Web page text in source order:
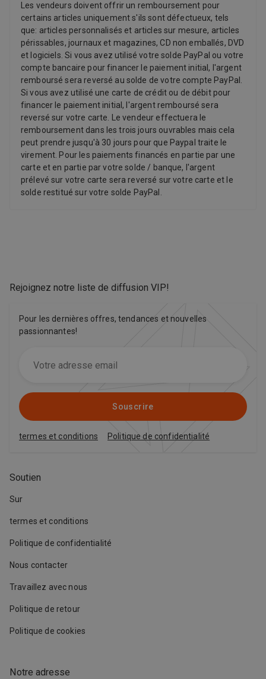
cours, 36 Go de mémoire unifiée et un SSD de 2 To ; et sur des
prototypes de MacBook Pro 14 pouces équipés de la puce Apple
M5 Pro avec CPU 18 cours, GPU 20 cours, 24 Go de mémoire
unifiée et un SSD de 2 To. MacBook Pro 16 pouces testés avec
un Adaptateur secteur USB-C 140 W Apple (modèle A2452) et
MacBook Pro 14 pouces testés avec un Adaptateur secteur
USB-C 96 W Apple (modèle A2166), tous associés à un Câble
USB-C vers MagSafe 3 (modèle A2363). Tests de charge rapide
réalisés sur des MacBook Pro déchargés. Temps calculé à
compter de la sortie de l'état de veille prolongée ou de
l'apparition du logo Apple au démarrage de l'appareil. Le temps
de charge varie en fonction des réglages et de facteurs
environnementaux. Les résultats réels sont susceptibles de
varier. Écran Liquid Retina 16,2 pouces / Puce M5 Pro / Conçu
pour l'IA / Caméra et Audio de pointe
Les vendeurs doivent offrir un remboursement pour
certains articles uniquement s'ils sont défectueux, tels
que: articles personnalisés et articles sur mesure, articles
périssables, journaux et magazines, CD non emballés, DVD
et logiciels. Si vous avez utilisé votre solde PayPal ou votre
compte bancaire pour financer le paiement initial, l'argent
remboursé sera reversé au solde de votre compte PayPal.
Si vous avez utilisé une carte de crédit ou de débit pour
financer le paiement initial, l'argent remboursé sera
reversé sur votre carte. Le vendeur effectuera le
remboursement dans les trois jours ouvrables mais cela
peut prendre jusqu'à 30 jours pour que Paypal traite le
virement. Pour les paiements financés en partie par une
carte et en partie par votre solde / banque, l'argent
prélevé sur votre carte sera reversé sur votre carte et le
solde restitué sur votre solde PayPal.
Notre adresse
Soutien
Sur
termes et conditions
Politique de confidentialité
Nous contacter
Travaillez avec nous
Politique de retour
Politique de cookies
Rejoignez notre liste de diffusion VIP!
Pour les dernières offres, tendances et nouvelles
passionnantes!
Souscrire
termes et conditions Politique de confidentialité